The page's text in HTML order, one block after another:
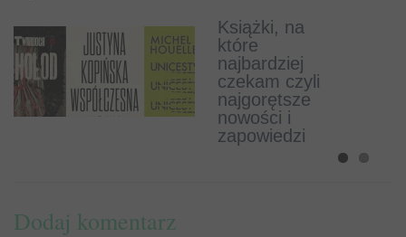
Książki, na
które
najbardziej
czekam czyli
najgorętsze
nowości i
zapowiedzi
inspirowana
prozą
Harukiego
Murakamiego
!
Dodaj komentarz